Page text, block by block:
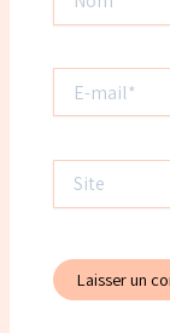
mail*